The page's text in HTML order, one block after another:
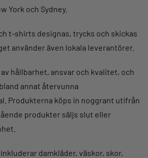
York och Sydney.
t-shirts designas, trycks och skickas
använder även lokala leverantörer.
hållbarhet, ansvar och kvalitet, och
annat återvunna
Produkterna köps in noggrant utifrån
produkter säljs slut eller
damkläder, väskor, skor,